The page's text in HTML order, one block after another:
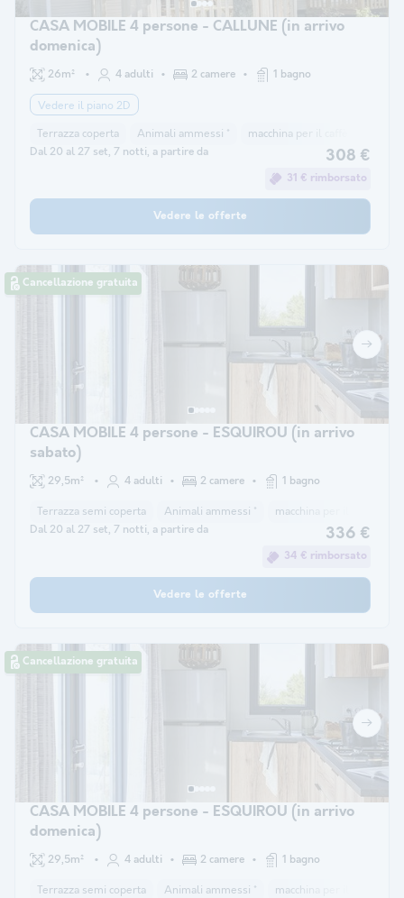
CASA MOBILE 4 persone - CALLUNE (in arrivo
domenica)
26m² 4 adulti 2 camere 1 bagno
Vedere il piano 2D
Terrazza coperta Animali ammessi * macchina per il caffè
Dal 20 al 27 set, 7 notti, a partire da 308 €
31 € rimborsato
Vedere le offerte
Cancellazione gratuita
CASA MOBILE 4 persone - ESQUIROU (in arrivo
sabato)
29,5m² 4 adulti 2 camere 1 bagno
Terrazza semi coperta Animali ammessi * macchina per il caffè
Dal 20 al 27 set, 7 notti, a partire da 336 €
34 € rimborsato
Vedere le offerte
Cancellazione gratuita
CASA MOBILE 4 persone - ESQUIROU (in arrivo
domenica)
29,5m² 4 adulti 2 camere 1 bagno
Terrazza semi coperta Animali ammessi * macchina per il caffè